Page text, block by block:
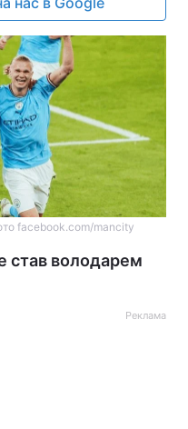
facebook.com/mancity
став володарем
Реклама